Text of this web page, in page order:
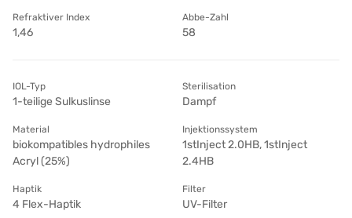
Refraktiver Index
1,46
Abbe-Zahl
58
IOL-Typ
1-teilige Sulkuslinse
Sterilisation
Dampf
Material
biokompatibles hydrophiles
Acryl (25%)
Injektionssystem
1stInject 2.0HB, 1stInject
2.4HB
Haptik
4 Flex-Haptik
Filter
UV-Filter